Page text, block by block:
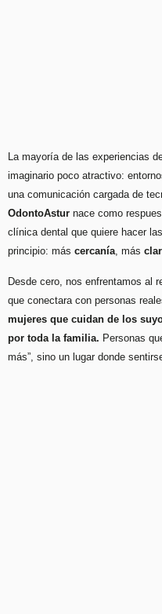
La mayoría de las experiencias
imaginario poco atractivo:
una comunicación cargada de
OdontoAstur nace como
clínica dental que quiere hacer
principio: más cercanía, más
Desde cero, nos enfrentamos al
que conectara con personas
mujeres que cuidan de los
por toda la familia. Personas
más”, sino un lugar donde